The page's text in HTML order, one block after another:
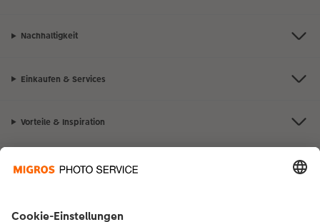
Nachhaltigkeit
Einkaufen & Services
Vorteile & Inspiration
Kontakt & Hilfe